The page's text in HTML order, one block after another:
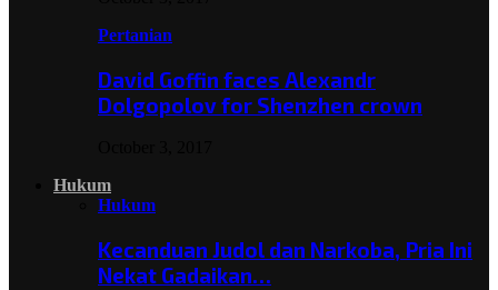
Pertanian
David Goffin faces Alexandr
Dolgopolov for Shenzhen crown
Hukum
Hukum
Kecanduan Judol dan Narkoba, Pria Ini
Nekat Gadaikan…